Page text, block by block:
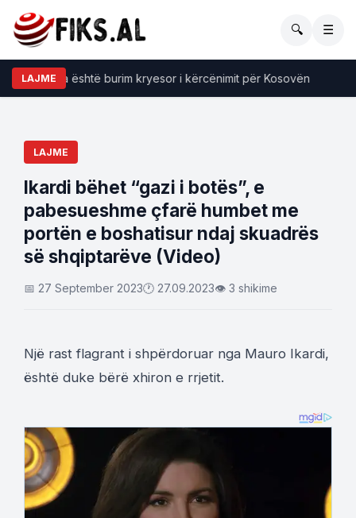
🔍 ☰
LAJME
Serbia është burim kryesor i kërcënimit për Kosovën
LAJME
Ikardi bëhet “gazi i botës”, e
pabesueshme çfarë humbet me
portën e boshatisur ndaj skuadrës
së shqiptarëve (Video)
📅 27 September 2023🕐 27.09.2023👁 3 shikime
Një rast flagrant i shpërdoruar nga Mauro Ikardi,
është duke bërë xhiron e rrjetit.